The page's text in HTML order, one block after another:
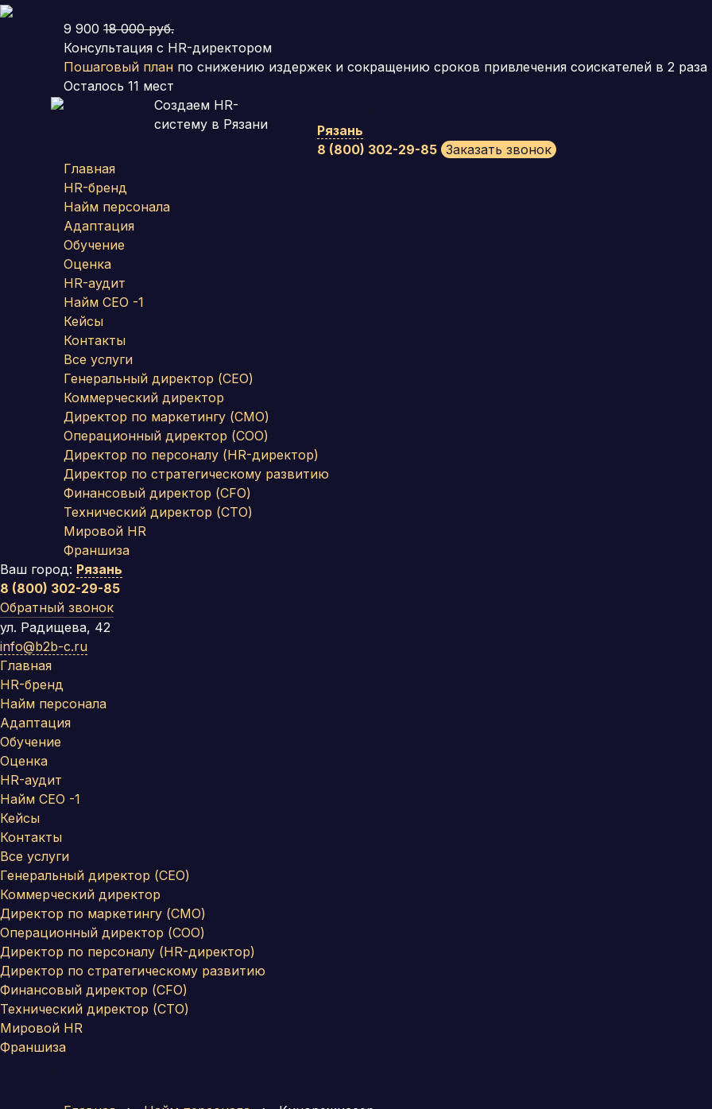
9 900 18 000 руб.
Консультация с HR-директором
Пошаговый план по снижению издержек и сокращению сроков привлечения соискателей в 2 раза
Осталось 11 мест
Создаем HR-
систему в Рязани
Рязань
8 (800) 302-29-85 Заказать звонок
Главная
HR-бренд
Найм персонала
Адаптация
Обучение
Оценка
HR-аудит
Найм СЕО -1
Кейсы
Контакты
Все услуги
Генеральный директор (CEO)
Коммерческий директор
Директор по маркетингу (CMO)
Операционный директор (COO)
Директор по персоналу (HR-директор)
Директор по стратегическому развитию
Финансовый директор (CFO)
Технический директор (CTO)
Мировой HR
Франшиза
Ваш город: Рязань
8 (800) 302-29-85
Обратный звонок
ул. Радищева, 42
info@b2b-c.ru
Главная
HR-бренд
Найм персонала
Адаптация
Обучение
Оценка
HR-аудит
Найм СЕО -1
Кейсы
Контакты
Все услуги
Генеральный директор (CEO)
Коммерческий директор
Директор по маркетингу (CMO)
Операционный директор (COO)
Директор по персоналу (HR-директор)
Директор по стратегическому развитию
Финансовый директор (CFO)
Технический директор (CTO)
Мировой HR
Франшиза